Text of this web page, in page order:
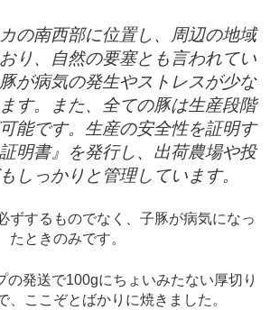
の南西部に位置し、周辺の地域
り、自然の要塞とも言われてい
が病気の発生やストレスが少な
す。また、全ての豚は生産段階
能です。生産の安全性を証明す
明書』を発行し、出荷農場や投
しっかりと管理しています。
ずするものでなく、子豚が病気になっ
たときのみです。
の発送で100gにちょいみたない厚切り
、ここぞとばかりに焼きました。